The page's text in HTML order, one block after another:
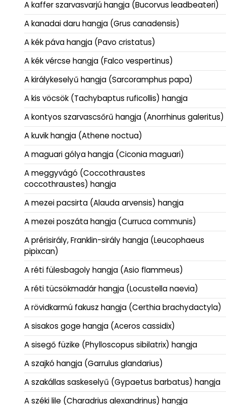
A kaffer szarvasvarjú hangja (Bucorvus leadbeateri)
A kanadai daru hangja (Grus canadensis)
A kék páva hangja (Pavo cristatus)
A kék vércse hangja (Falco vespertinus)
A királykeselyű hangja (Sarcoramphus papa)
A kis vöcsök (Tachybaptus ruficollis) hangja
A kontyos szarvascsőrű hangja (Anorrhinus galeritus)
A kuvik hangja (Athene noctua)
A maguari gólya hangja (Ciconia maguari)
A meggyvágó (Coccothraustes
coccothraustes) hangja
A mezei pacsirta (Alauda arvensis) hangja
A mezei poszáta hangja (Curruca communis)
A prérisirály, Franklin-sirály hangja (Leucophaeus
pipixcan)
A réti fülesbagoly hangja (Asio flammeus)
A réti tücsökmadár hangja (Locustella naevia)
A rövidkarmú fakusz hangja (Certhia brachydactyla)
A sisakos goge hangja (Aceros cassidix)
A sisegő füzike (Phylloscopus sibilatrix) hangja
A szajkó hangja (Garrulus glandarius)
A szakállas saskeselyű (Gypaetus barbatus) hangja
A széki lile (Charadrius alexandrinus) hangja